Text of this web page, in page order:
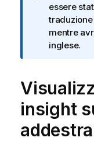
essere
mentre
inglese.
insight